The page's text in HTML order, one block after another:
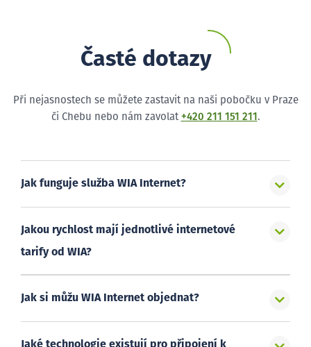
Časté dotazy
Při nejasnostech se můžete zastavit na naši pobočku v Praze
či Chebu nebo nám zavolat +420 211 151 211 .
Jak funguje služba WIA Internet?
Jakou rychlost mají jednotlivé internetové
tarify od WIA?
Jak si můžu WIA Internet objednat?
Jaké technologie existují pro připojení k